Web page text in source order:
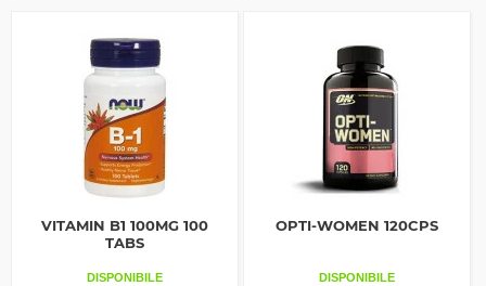
VITAMIN B1 100MG 100
TABS
DISPONIBILE
OPTI-WOMEN 120CPS
DISPONIBILE